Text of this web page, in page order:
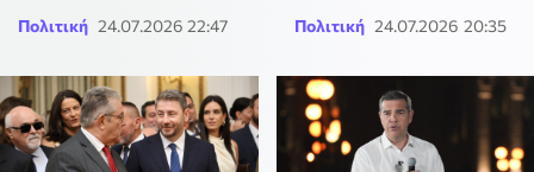
Πολιτική 24.07.2026 22:47 Πολιτική 24.07.2026 20:35